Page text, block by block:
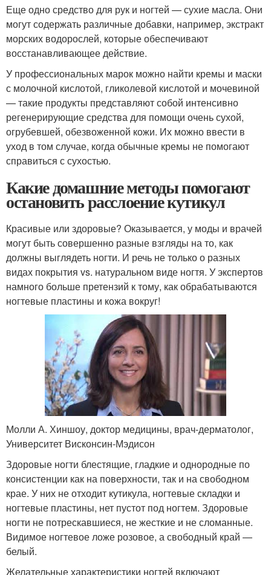
Еще одно средство для рук и ногтей — сухие масла. Они
могут содержать различные добавки, например, экстракт
морских водорослей, которые обеспечивают
восстанавливающее действие.
У профессиональных марок можно найти кремы и маски
с молочной кислотой, гликолевой кислотой и мочевиной
— такие продукты представляют собой интенсивно
регенерирующие средства для помощи очень сухой,
огрубевшей, обезвоженной кожи. Их можно ввести в
уход в том случае, когда обычные кремы не помогают
справиться с сухостью.
Какие домашние методы помогают
остановить расслоение кутикул
Красивые или здоровые? Оказывается, у моды и врачей
могут быть совершенно разные взгляды на то, как
должны выглядеть ногти. И речь не только о разных
видах покрытия vs. натуральном виде ногтя. У экспертов
намного больше претензий к тому, как обрабатываются
ногтевые пластины и кожа вокруг!
Молли А. Хиншоу, доктор медицины, врач-дерматолог,
Университет Висконсин-Мэдисон
Здоровые ногти блестящие, гладкие и однородные по
консистенции как на поверхности, так и на свободном
крае. У них не отходит кутикула, ногтевые складки и
ногтевые пластины, нет пустот под ногтем. Здоровые
ногти не потрескавшиеся, не жесткие и не сломанные.
Видимое ногтевое ложе розовое, а свободный край —
белый.
Желательные характеристики ногтей включают